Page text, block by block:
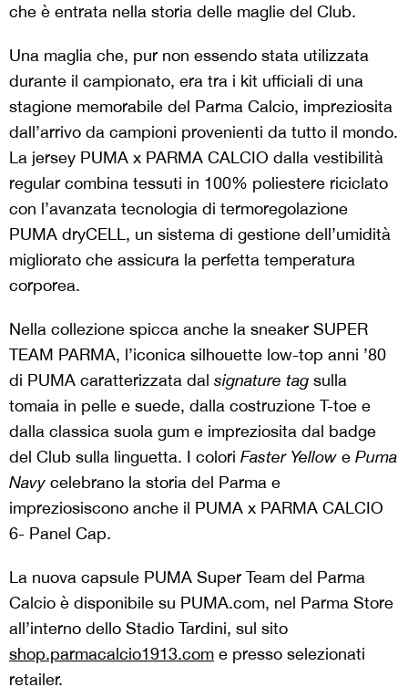
che è entrata nella storia delle maglie del Club.
Una maglia che, pur non essendo stata utilizzata
durante il campionato, era tra i kit ufficiali di una
stagione memorabile del Parma Calcio, impreziosita
dall’arrivo da campioni provenienti da tutto il mondo.
La jersey PUMA x PARMA CALCIO dalla vestibilità
regular combina tessuti in 100% poliestere riciclato
con l’avanzata tecnologia di termoregolazione
PUMA dryCELL, un sistema di gestione dell’umidità
migliorato che assicura la perfetta temperatura
corporea.
Nella collezione spicca anche la sneaker SUPER
TEAM PARMA, l’iconica silhouette low-top anni ’80
di PUMA caratterizzata dal signature tag sulla
tomaia in pelle e suede, dalla costruzione T-toe e
dalla classica suola gum e impreziosita dal badge
del Club sulla linguetta. I colori Faster Yellow e Puma
Navy celebrano la storia del Parma e
impreziosiscono anche il PUMA x PARMA CALCIO
6- Panel Cap.
La nuova capsule PUMA Super Team del Parma
Calcio è disponibile su PUMA.com, nel Parma Store
all’interno dello Stadio Tardini, sul sito
shop.parmacalcio1913.com e presso selezionati
retailer.